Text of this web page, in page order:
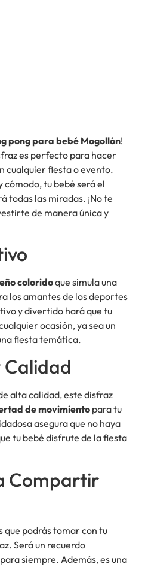
pong para bebé Mogollón!
es perfecto para hacer
cualquier fiesta o evento.
cómodo, tu bebé será el
todas las miradas. ¡No te
de manera única y
coloridoque simula una
los amantes de los deportes
y divertido hará que tu
ocasión, ya sea un
fiesta temática.
alta calidad, este disfraz
de movimiento para tu
asegura que no haya
tu bebé disfrute de la fiesta
Compartir
que podrás tomar con tu
Será un recuerdo
siempre. Además, es una